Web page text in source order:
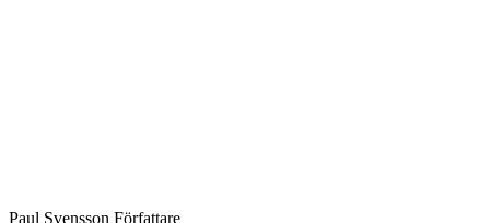
Paul Svensson Författare